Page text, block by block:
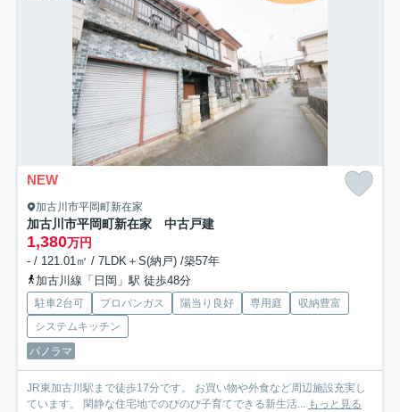
NEW
加古川市平岡町新在家
加古川市平岡町新在家 中古戸建
1,380万円
- / 121.01㎡ / 7LDK＋S(納戸) /築57年
加古川線「日岡」駅 徒歩48分
駐車2台可 プロパンガス 陽当り良好 専用庭
収納豊富
システムキッチン
パノラマ
JR東加古川駅まで徒歩17分です。 お買い物や外食など周辺施設充実し
ています。 閑静な住宅地でのびのび子育てできる新生活... もっと見る